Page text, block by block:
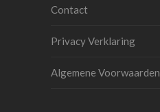
Contact
Privacy Verklaring
Algemene Voorwaarden